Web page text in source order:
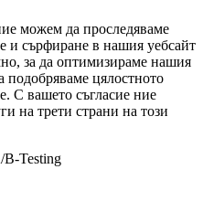
можем да проследяваме
и сърфиране в нашия уебсайт
за да оптимизираме нашия
подобряваме цялостното
С вашето съгласие ние
на трети страни на този
B-Testing